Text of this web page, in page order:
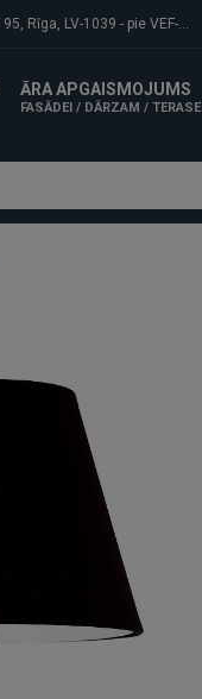
LV-1039 - pie VEF-Gaisa tilta.
ĀRA APGAISMOJUMS
FASĀDEI / DĀRZAM / TERASEI